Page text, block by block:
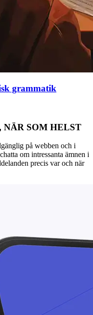
grammatik
NÄR SOM HELST
på webben och i
om intressanta ämnen i
precis var och när